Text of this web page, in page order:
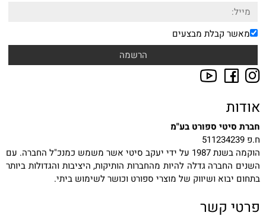
מאשר קבלת מבצעים
אודות
חברת סיטי ספורט בע"מ
ח.פ 511234239
הוקמה בשנת 1987 על ידי יעקב סיטי אשר משמש כמנכ"ל החברה. עם
השנים החברה גדלה להיות מהחברות הותיקות, היציבות והגדולות ביותר
בתחום יבוא ושיווק של מוצרי ספורט וכושר לשימוש ביתי.
פרטי קשר